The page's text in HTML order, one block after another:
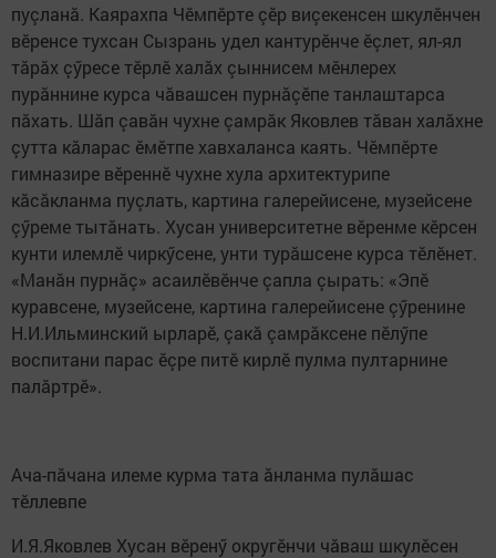
пуçланă. Каярахпа Чӗмпӗрте çӗр виçекенсен шкулӗнчен
вӗренсе тухсан Сызрань удел кантурӗнче ӗçлет, ял-ял
тăрăх çӳресе тӗрлӗ халăх çыннисем мӗнлерех
пурăннине курса чăвашсен пурнăçӗпе танлаштарса
пăхать. Шăп çавăн чухне çамрăк Яковлев тăван халăхне
çутта кăларас ӗмӗтпе хавхаланса каять. Чӗмпӗрте
гимназире вӗреннӗ чухне хула архитектурипе
кăсăкланма пуçлать, картина галерейисене, музейсене
çӳреме тытăнать. Хусан университетне вӗренме кӗрсен
кунти илемлӗ чиркӳсене, унти турăшсене курса тӗлӗнет.
«Манăн пурнăç» асаилӗвӗнче çапла çырать: «Эпӗ
куравсене, музейсене, картина галерейисене çӳренине
Н.И.Ильминский ырларӗ, çакă çамрăксене пӗлӳпе
воспитани парас ӗçре питӗ кирлӗ пулма пултарнине
палăртрӗ».
Ача-пăчана илеме курма тата ăнланма пулăшас
тӗллевпе
И.Я.Яковлев Хусан вӗренӳ округӗнчи чăваш шкулӗсен